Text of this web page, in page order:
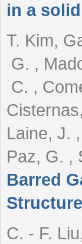
in a
T. Kim,
G. ,
C. ,
Laine, J.
Paz, G. ,
Barred
C. - F.